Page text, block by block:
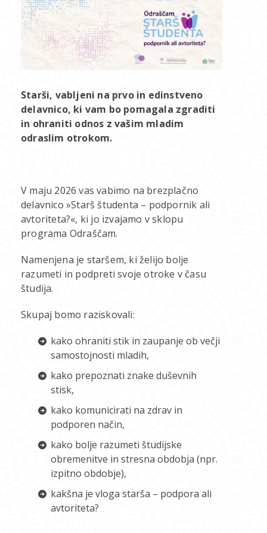
Starši, vabljeni na prvo in edinstveno
delavnico, ki vam bo pomagala zgraditi
in ohraniti odnos z vašim mladim
odraslim otrokom.
V maju 2026 vas vabimo na brezplačno
delavnico »Starš študenta – podpornik ali
avtoriteta?«, ki jo izvajamo v sklopu
programa Odraščam.
Namenjena je staršem, ki želijo bolje
razumeti in podpreti svoje otroke v času
študija.
Skupaj bomo raziskovali:
kako ohraniti stik in zaupanje ob večji
samostojnosti mladih,
kako prepoznati znake duševnih
stisk,
kako komunicirati na zdrav in
podporen način,
kako bolje razumeti študijske
obremenitve in stresna obdobja (npr.
izpitno obdobje),
kakšna je vloga starša – podpora ali
avtoriteta?